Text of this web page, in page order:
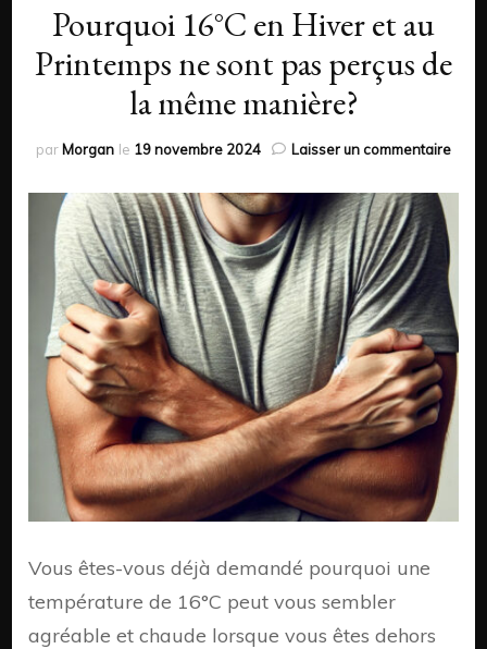
Pourquoi 16°C en Hiver et au
Printemps ne sont pas perçus de
la même manière?
par Morgan le 19 novembre 2024 Laisser un commentairesur
16°C
ne
sont
de
Vous êtes-vous déjà demandé pourquoi une
température de 16°C peut vous sembler
agréable et chaude lorsque vous êtes dehors